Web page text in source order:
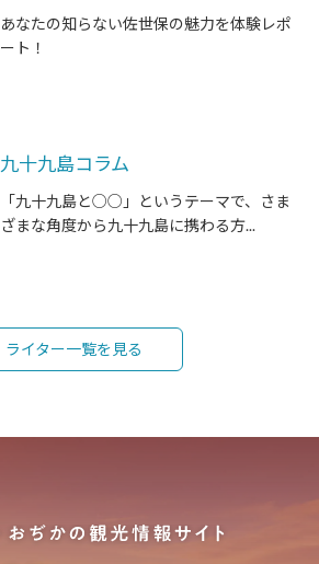
あなたの知らない佐世保の魅力を体験レポ
ート！
九十九島コラム
「九十九島と○○」というテーマで、さま
ざまな角度から九十九島に携わる方...
ライター一覧を見る